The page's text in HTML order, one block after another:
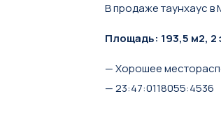
В продаже таунхаус
Площадь: 193,5 м2, 2
— Хорошее
— 23:47:0118055:4536